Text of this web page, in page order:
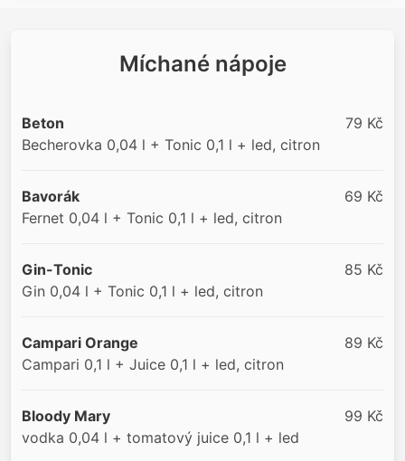
Míchané nápoje
Beton
79 Kč
Becherovka 0,04 l + Tonic 0,1 l + led, citron
Bavorák
69 Kč
Fernet 0,04 l + Tonic 0,1 l + led, citron
Gin-Tonic
85 Kč
Gin 0,04 l + Tonic 0,1 l + led, citron
Campari Orange
89 Kč
Campari 0,1 l + Juice 0,1 l + led, citron
Bloody Mary
99 Kč
vodka 0,04 l + tomatový juice 0,1 l + led